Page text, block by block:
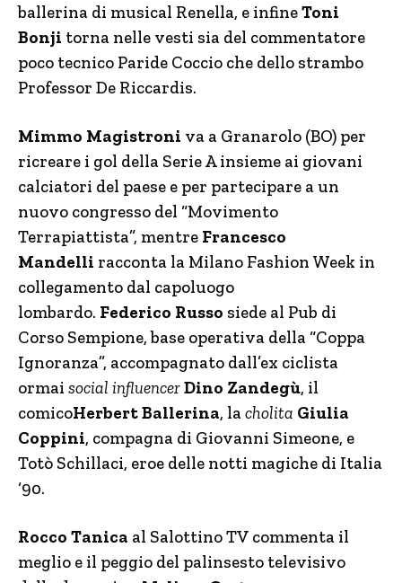
ballerina di musical Renella, e infineToni
Bonji torna nelle vesti sia del commentatore
poco tecnico Paride Coccio che dello strambo
Professor De Riccardis.
Mimmo Magistroni va a Granarolo (BO) per
ricreare i gol della Serie A insieme ai giovani
calciatori del paese e per partecipare a un
nuovo congresso del “Movimento
Terrapiattista”, mentre Francesco
Mandelli racconta la Milano Fashion Week in
collegamento dal capoluogo
lombardo. Federico Russo siede al Pub di
Corso Sempione, base operativa della “Coppa
Ignoranza”, accompagnato dall’ex ciclista
ormai social influencerDino Zandegù, il
comicoHerbert Ballerina, la cholita Giulia
Coppini, compagna di Giovanni Simeone, e
Totò Schillaci, eroe delle notti magiche di Italia
‘90.
Rocco Tanica al Salottino TV commenta il
meglio e il peggio del palinsesto televisivo